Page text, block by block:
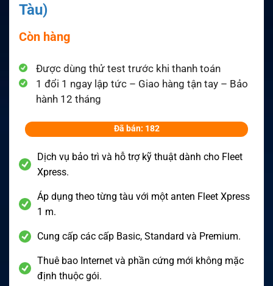
Tàu)
Còn hàng
Được dùng thử test trước khi thanh toán
1 đổi 1 ngay lập tức – Giao hàng tận tay – Bảo
hành 12 tháng
Đã bán: 182
Dịch vụ bảo trì và hỗ trợ kỹ thuật dành cho Fleet
Xpress.
Áp dụng theo từng tàu với một anten Fleet Xpress
1 m.
Cung cấp các cấp Basic, Standard và Premium.
Thuê bao Internet và phần cứng mới không mặc
định thuộc gói.